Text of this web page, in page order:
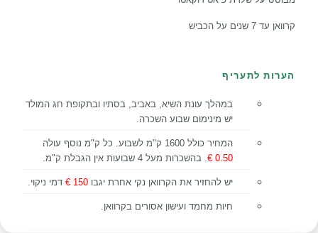
קרוואן עד 7 שנים על הכביש
הערות לתעריף
במהלך עונת השיא, באביב, בסתיו ובתקופת חג המולד
יש מינימום שבוע השכרה.
המחיר כולל 1600 ק"מ לשבוע. כל ק"מ נוסף עולה
0.50 €
. בהשכרות מעל 4 שבועות אין הגבלת ק"מ.
יש להחזיר את הקרוואן נקי אחרת יגבו 150 € דמי ניקוי.
חיות מחמד ועישון אסורים בקרוואן.